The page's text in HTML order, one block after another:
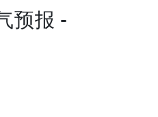
预报 -